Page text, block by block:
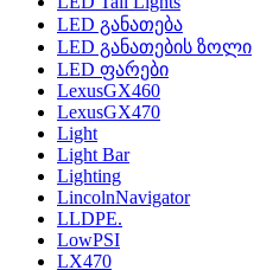
LED განათება
LED განათების ზოლი
LED ფარები
LexusGX460
LexusGX470
Light
Light Bar
Lighting
LincolnNavigator
LLDPE.
LowPSI
LX470